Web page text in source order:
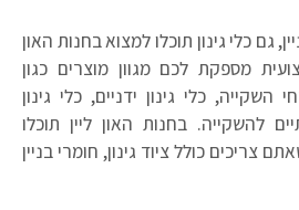
גם כלי גינון תוכלו למצוא בחנות האון
מספקת לכם מגוון מוצרים כגון
כלי גינון ידניים, כלי גינון
להשקייה. בחנות האון ליין תוכלו
צריכים כולל ציוד גינון, חומרי בניין